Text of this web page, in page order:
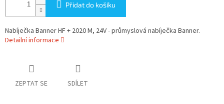
Přidat do košíku
Nabíječka Banner HF + 2020 M, 24V - průmyslová nabíječka Banner.
Detailní informace
ZEPTAT SE SDÍLET